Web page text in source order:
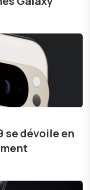
se dévoile en